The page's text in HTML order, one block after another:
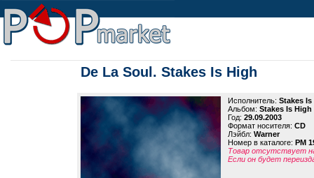
De La Soul. Stakes Is High
Исполнитель: Stakes Is
Альбом: Stakes Is High
Год: 29.09.2003
Формат носителя: CD
Лэйбл: Warner
Номер в каталоге: PM
Товар отсутствует
Если он будет